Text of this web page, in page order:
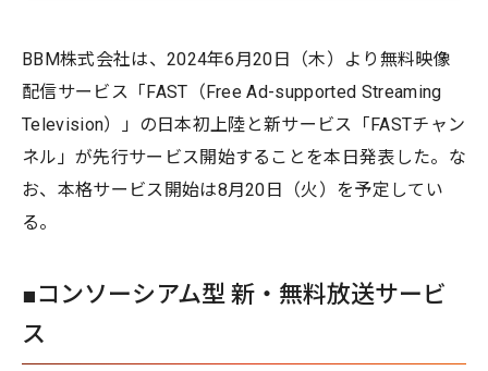
BBM株式会社は、2024年6月20日（木）より無料映像
配信サービス「FAST（Free Ad-supported Streaming
Television）」の日本初上陸と新サービス「FASTチャン
ネル」が先行サービス開始することを本日発表した。な
お、本格サービス開始は8月20日（火）を予定してい
る。
■コンソーシアム型 新・無料放送サービ
ス